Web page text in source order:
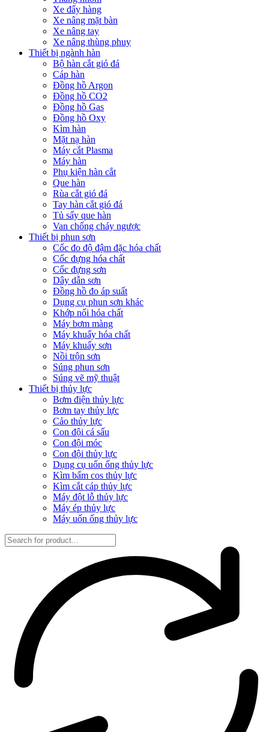
Xe đẩy hàng
Xe nâng mặt bàn
Xe nâng tay
Xe nâng thùng phuy
Thiết bị ngành hàn
Bộ hàn cắt gió đá
Cáp hàn
Đồng hồ Argon
Đồng hồ CO2
Đồng hồ Gas
Đồng hồ Oxy
Kìm hàn
Mặt nạ hàn
Máy cắt Plasma
Máy hàn
Phụ kiện hàn cắt
Que hàn
Rùa cắt gió đá
Tay hàn cắt gió đá
Tủ sấy que hàn
Van chống cháy ngược
Thiết bị phun sơn
Cốc đo độ đậm đặc hóa chất
Cốc đựng hóa chất
Cốc đựng sơn
Dây dẫn sơn
Đồng hồ đo áp suất
Dụng cụ phun sơn khác
Khớp nối hóa chất
Máy bơm màng
Máy khuấy hóa chất
Máy khuấy sơn
Nồi trộn sơn
Súng phun sơn
Súng vẽ mỹ thuật
Thiết bị thủy lực
Bơm điện thủy lực
Bơm tay thủy lực
Cảo thủy lực
Con đội cá sấu
Con đội móc
Con đội thủy lực
Dụng cụ uốn ống thủy lực
Kìm bấm cos thủy lực
Kìm cắt cáp thủy lực
Máy đột lỗ thủy lực
Máy ép thủy lực
Máy uốn ống thủy lực